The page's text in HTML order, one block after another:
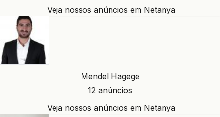
Veja nossos anúncios em Netanya
Mendel Hagege
12 anúncios
Veja nossos anúncios em Netanya